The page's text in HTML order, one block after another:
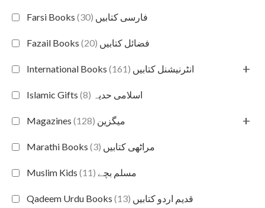
Farsi Books فارسی کتابیں (30)
Fazail Books فضائل کتابیں (20)
International Books انٹرنیشنل کتابیں (161) +
Islamic Gifts اسلامی حدیہ (8)
Magazines میگزین (128) +
Marathi Books مراٹھی کتابیں (3)
Muslim Kids مسلم بچے (11)
Qadeem Urdu Books قدیم اردو کتابیں (13)